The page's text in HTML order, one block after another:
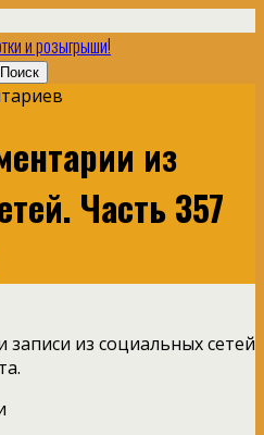
и розыгрыши!
из
Часть 357
из социальных сетей